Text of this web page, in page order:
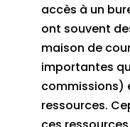
accès à un
ont souvent
maison de
importantes
commissions)
ressources.